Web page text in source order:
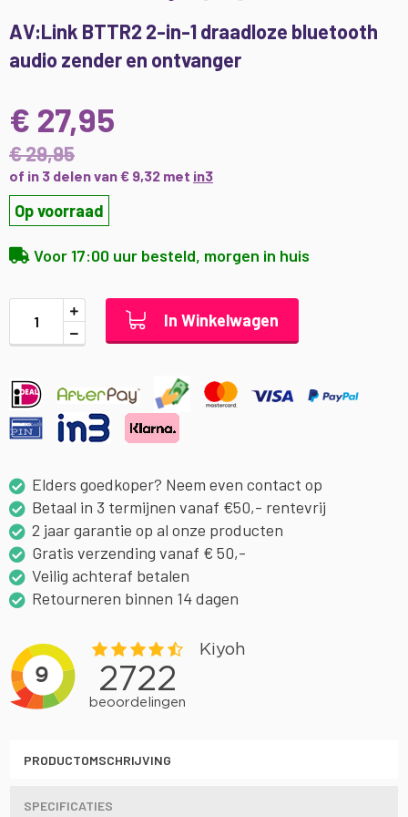
AV:Link BTTR2 2-in-1 draadloze bluetooth
audio zender en ontvanger
€ 27,95
€ 29,95
of in 3 delen van € 9,32 met in3
Op voorraad
Voor 17:00 uur besteld, morgen in huis
In Winkelwagen
Elders goedkoper? Neem even contact op
Betaal in 3 termijnen vanaf €50,- rentevrij
2 jaar garantie op al onze producten
Gratis verzending vanaf € 50,-
Veilig achteraf betalen
Retourneren binnen 14 dagen
naar
het
de
afbeeldingen-
gallerij
PRODUCTOMSCHRIJVING
SPECIFICATIES